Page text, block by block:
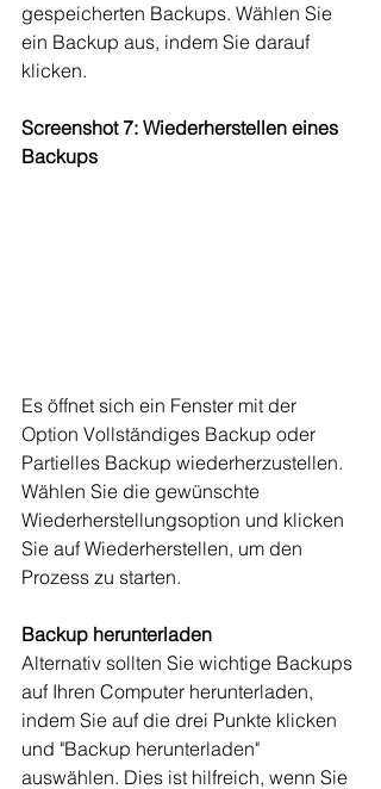
gespeicherten Backups. Wählen Sie
ein Backup aus, indem Sie darauf
klicken.
Screenshot 7: Wiederherstellen eines
Backups
Es öffnet sich ein Fenster mit der
Option Vollständiges Backup oder
Partielles Backup wiederherzustellen.
Wählen Sie die gewünschte
Wiederherstellungsoption und klicken
Sie auf Wiederherstellen, um den
Prozess zu starten.
Backup herunterladen
Alternativ sollten Sie wichtige Backups
auf Ihren Computer herunterladen,
indem Sie auf die drei Punkte klicken
und "Backup herunterladen"
auswählen. Dies ist hilfreich, wenn Sie